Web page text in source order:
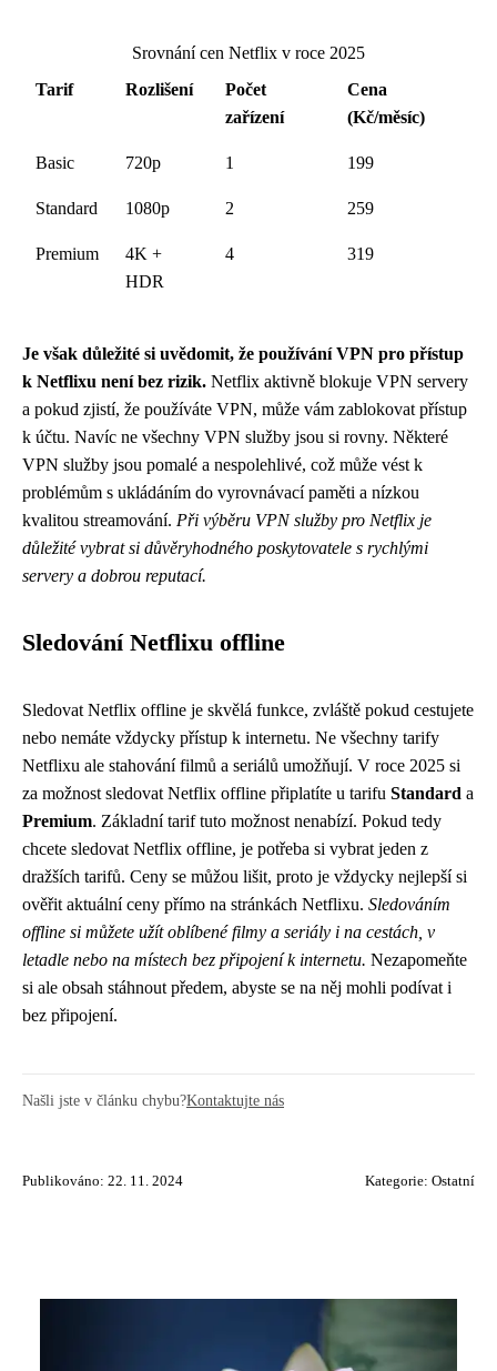
Srovnání cen Netflix v roce 2025
Tarif
Rozlišení
Počet
zařízení
Cena
(Kč/měsíc)
Basic 720p 1 199
Standard 1080p 2 259
Premium
4K +
HDR
4 319
Je však důležité si uvědomit, že používání VPN pro přístup
k Netflixu není bez rizik. Netflix aktivně blokuje VPN servery
a pokud zjistí, že používáte VPN, může vám zablokovat přístup
k účtu. Navíc ne všechny VPN služby jsou si rovny. Některé
VPN služby jsou pomalé a nespolehlivé, což může vést k
problémům s ukládáním do vyrovnávací paměti a nízkou
kvalitou streamování. Při výběru VPN služby pro Netflix je
důležité vybrat si důvěryhodného poskytovatele s rychlými
servery a dobrou reputací.
Sledování Netflixu offline
Sledovat Netflix offline je skvělá funkce, zvláště pokud cestujete
nebo nemáte vždycky přístup k internetu. Ne všechny tarify
Netflixu ale stahování filmů a seriálů umožňují. V roce 2025 si
za možnost sledovat Netflix offline připlatíte u tarifu Standard a
Premium. Základní tarif tuto možnost nenabízí. Pokud tedy
chcete sledovat Netflix offline, je potřeba si vybrat jeden z
dražších tarifů. Ceny se můžou lišit, proto je vždycky nejlepší si
ověřit aktuální ceny přímo na stránkách Netflixu. Sledováním
offline si můžete užít oblíbené filmy a seriály i na cestách, v
letadle nebo na místech bez připojení k internetu. Nezapomeňte
si ale obsah stáhnout předem, abyste se na něj mohli podívat i
bez připojení.
Našli jste v článku chybu?Kontaktujte nás
Publikováno: 22. 11. 2024 Kategorie: Ostatní